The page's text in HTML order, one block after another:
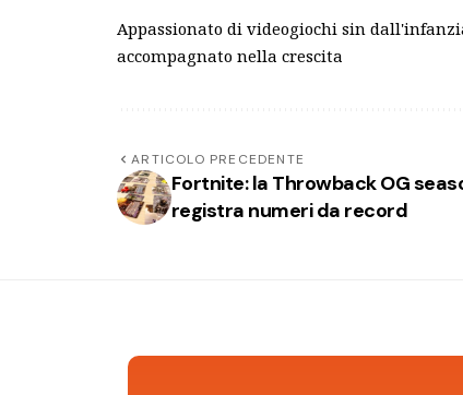
Appassionato di videogiochi sin
accompagnato nella crescita
ARTICOLO PRECEDENTE
Fortnite: la Throwback OG
registra numeri da record